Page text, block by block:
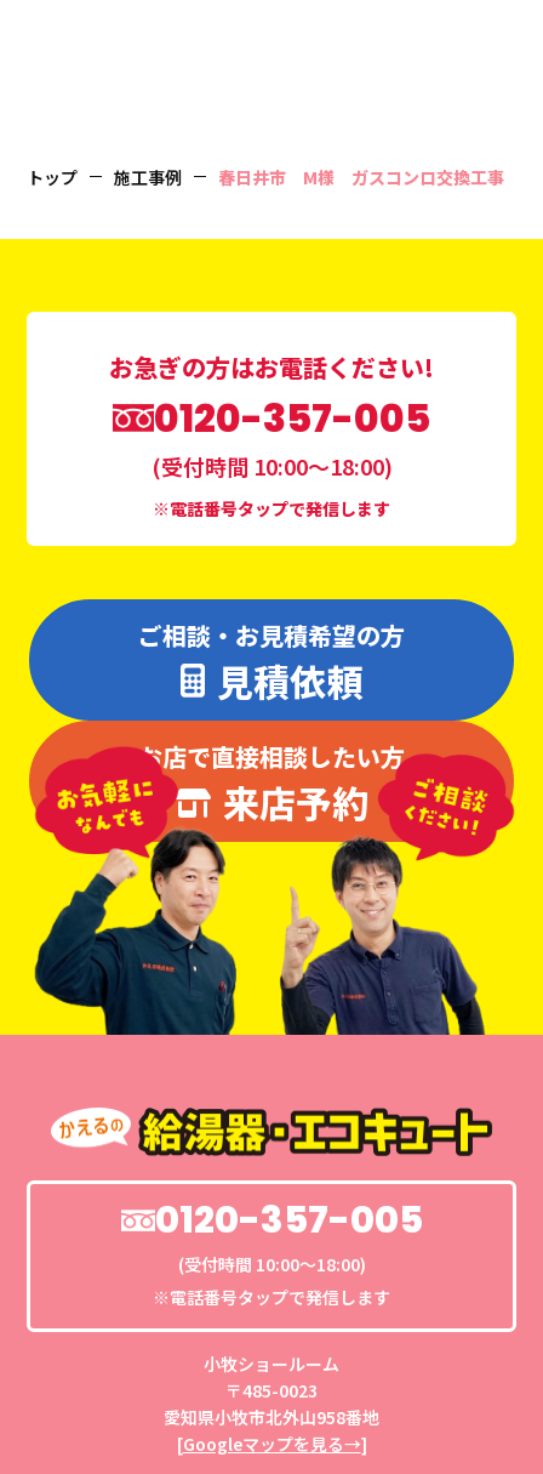
トップ 施工事例 春日井市 M様 ガスコンロ交換工事
お急ぎの方はお電話ください!
0120-357-005
(受付時間 10:00〜18:00)
※電話番号タップで発信します
ご相談・お見積希望の方
見積依頼
お店で直接相談したい方
来店予約
0120-357-005
(受付時間 10:00〜18:00)
※電話番号タップで発信します
小牧ショールーム
〒485-0023
愛知県小牧市北外山958番地
[Googleマップを見る→]